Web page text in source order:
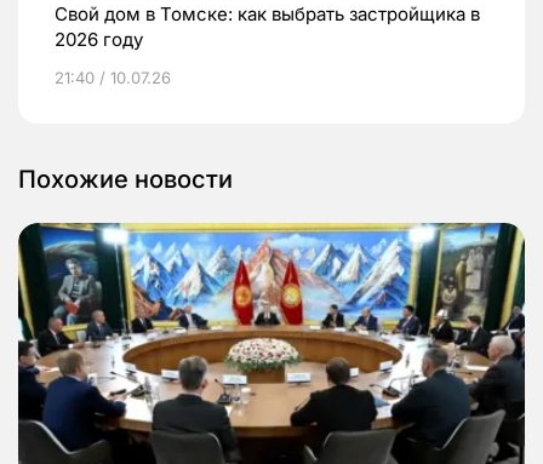
Свой дом в Томске: как выбрать застройщика в
2026 году
21:40 / 10.07.26
Похожие новости